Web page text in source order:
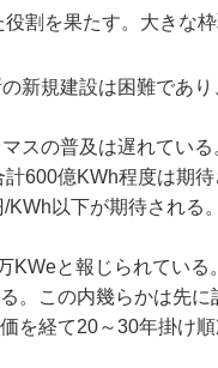
割を果たす。大きな枠
新規建設は困難であり
スの普及は遅れてい
600億KWh程度は期
以下が期待される。
KWeと報じられてい
。この内幾らかは先に
を経て20～30年掛け